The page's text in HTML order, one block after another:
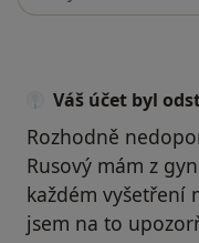
Váš účet byl
Rozhodně
Rusový mám z
každém vyšetření
jsem na to